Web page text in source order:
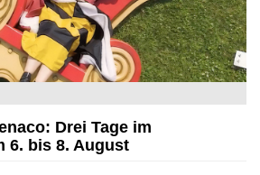
Drei Tage im Wunderland
Drei Tage im
6. bis 8. August